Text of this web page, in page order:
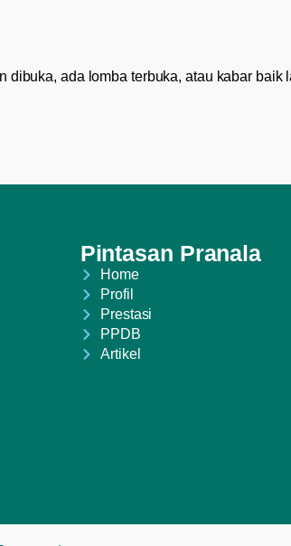
dibuka, ada lomba terbuka, atau kabar baik
Pintasan Pranala
Home
Profil
Prestasi
PPDB
Artikel